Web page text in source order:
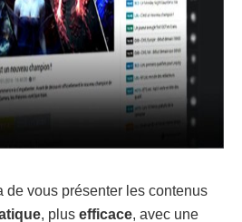
de vous présenter les contenus
, plus efficace, avec une